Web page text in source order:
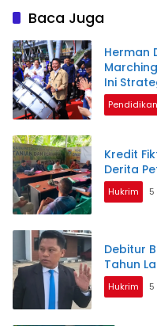
Baca Juga
Herman
Ini
Pendidikan
Kredit
Derita
Hukrim
Debitur
Tahun
Hukrim